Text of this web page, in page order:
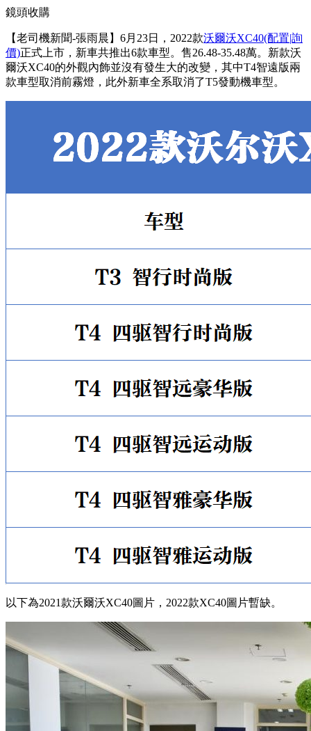
鏡頭收購
【老司機新聞-張雨晨】6月23日，2022款沃爾沃XC40(配置|詢
價)正式上市，新車共推出6款車型。售26.48-35.48萬。新款沃
爾沃XC40的外觀內飾並沒有發生大的改變，其中T4智遠版兩
款車型取消前霧燈，此外新車全系取消了T5發動機車型。
以下為2021款沃爾沃XC40圖片，2022款XC40圖片暫缺。